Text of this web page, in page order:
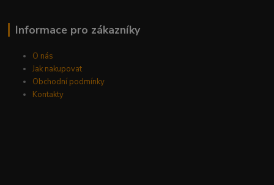
Informace pro zákazníky
O nás
Jak nakupovat
Obchodní podmínky
Kontakty